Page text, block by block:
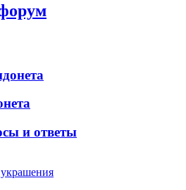
и ответы